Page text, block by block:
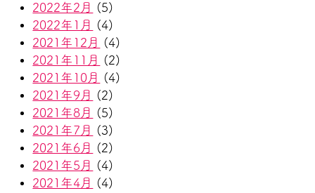
2022年2月
(5)
2022年1月
(4)
2021年12月
(4)
2021年11月
(2)
2021年10月
(4)
2021年9月
(2)
2021年8月
(5)
2021年7月
(3)
2021年6月
(2)
2021年5月
(4)
2021年4月
(4)